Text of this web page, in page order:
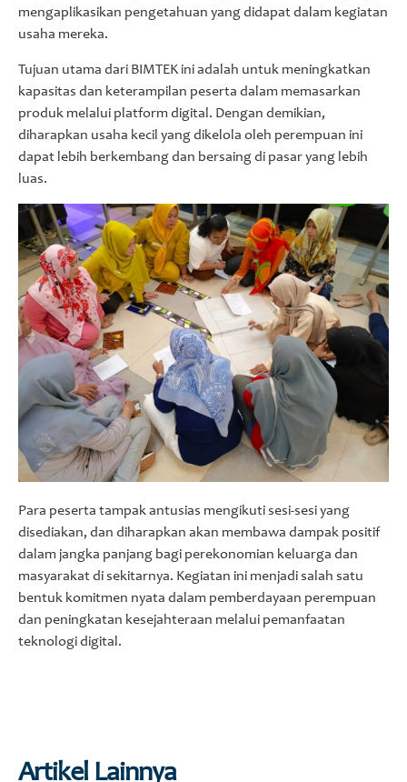
mengaplikasikan pengetahuan yang didapat dalam kegiatan
usaha mereka.
Tujuan utama dari BIMTEK ini adalah untuk meningkatkan
kapasitas dan keterampilan peserta dalam memasarkan
produk melalui platform digital. Dengan demikian,
diharapkan usaha kecil yang dikelola oleh perempuan ini
dapat lebih berkembang dan bersaing di pasar yang lebih
luas.
Para peserta tampak antusias mengikuti sesi-sesi yang
disediakan, dan diharapkan akan membawa dampak positif
dalam jangka panjang bagi perekonomian keluarga dan
masyarakat di sekitarnya. Kegiatan ini menjadi salah satu
bentuk komitmen nyata dalam pemberdayaan perempuan
dan peningkatan kesejahteraan melalui pemanfaatan
teknologi digital.
Artikel Lainnya